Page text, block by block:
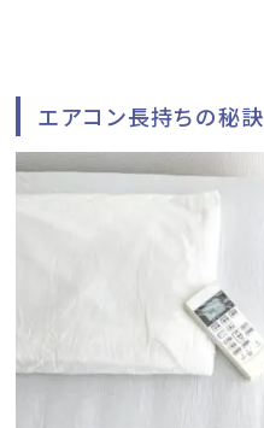
エアコン長持ちの秘訣